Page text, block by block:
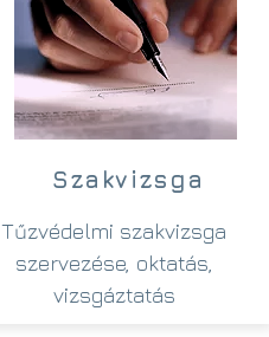
Szakvizsga
Tűzvédelmi szakvizsga
szervezése, oktatás,
vizsgáztatás